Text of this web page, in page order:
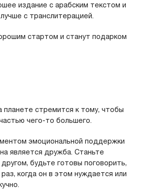
издание с арабским текстом и
с транслитерацией.
стартом и станут подарком
планете стремится к тому, чтобы
чего-то большего.
эмоциональной поддержки
является дружба. Станьте
будьте готовы поговорить,
когда он в этом нуждается или